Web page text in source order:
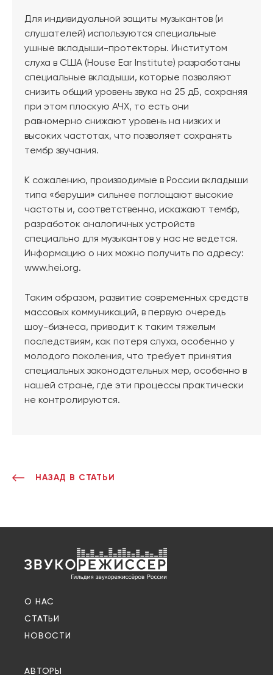
Для индивидуальной защиты музыкантов (и
слушателей) используются специальные
ушные вкладыши-протекторы. Институтом
слуха в США (House Ear Institute) разработаны
специальные вкладыши, которые позволяют
снизить общий уровень звука на 25 дБ, сохраняя
при этом плоскую АЧХ, то есть они
равномерно снижают уровень на низких и
высоких частотах, что позволяет сохранять
тембр звучания.
К сожалению, производимые в России вкладыши
типа «беруши» сильнее поглощают высокие
частоты и, соответственно, искажают тембр,
разработок аналогичных устройств
специально для музыкантов у нас не ведется.
Информацию о них можно получить по адресу:
www.hei.org.
Таким образом, развитие современных средств
массовых коммуникаций, в первую очередь
шоу-бизнеса, приводит к таким тяжелым
последствиям, как потеря слуха, особенно у
молодого поколения, что требует принятия
специальных законодательных мер, особенно в
нашей стране, где эти процессы практически
не контролируются.
НАЗАД В СТАТЬИ
О НАС
СТАТЬИ
НОВОСТИ
АВТОРЫ